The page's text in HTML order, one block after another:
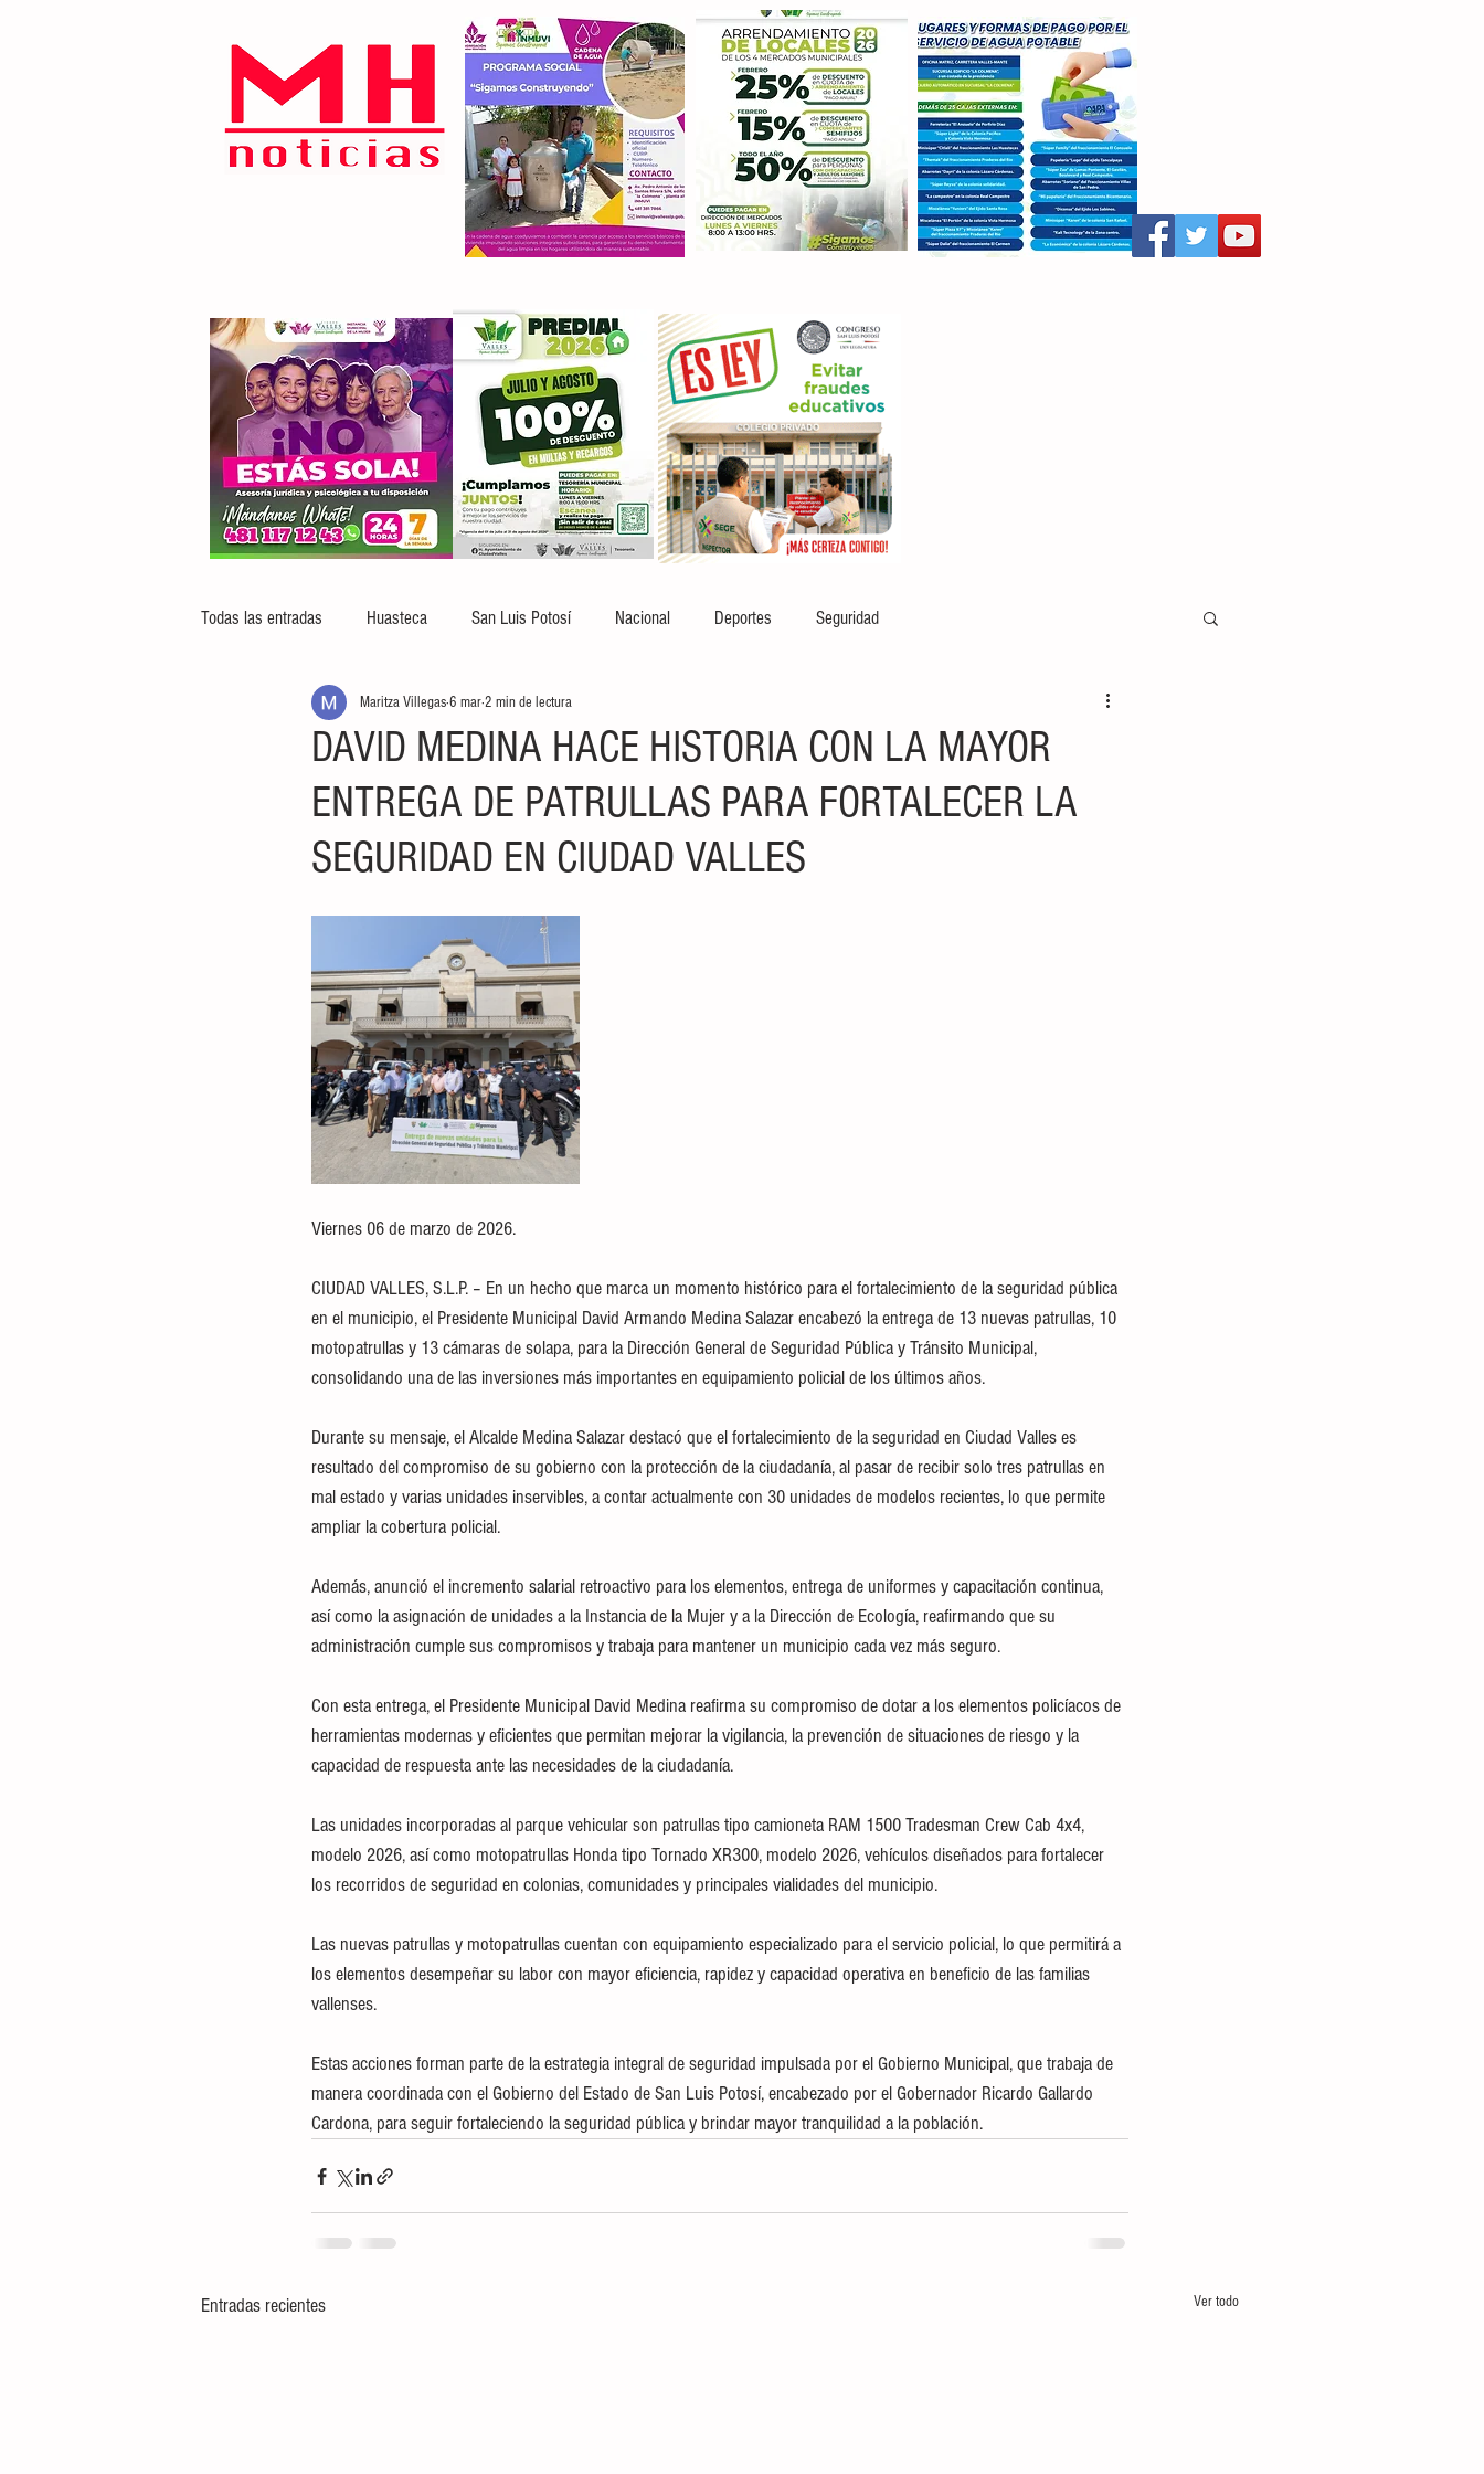
Todas las entradas Huasteca San Luis Potosí Nacional Deportes Seguridad
DAVID MEDINA HACE HISTORIA CON LA MAYOR
ENTREGA DE PATRULLAS PARA FORTALECER LA
SEGURIDAD EN CIUDAD VALLES
Maritza Villegas6 mar2 min de lectura
Viernes 06 de marzo de 2026.
CIUDAD VALLES, S.L.P. – En un hecho que marca un momento histórico para el fortalecimiento de la seguridad pública
en el municipio, el Presidente Municipal David Armando Medina Salazar encabezó la entrega de 13 nuevas patrullas, 10
motopatrullas y 13 cámaras de solapa, para la Dirección General de Seguridad Pública y Tránsito Municipal,
consolidando una de las inversiones más importantes en equipamiento policial de los últimos años.
Durante su mensaje, el Alcalde Medina Salazar destacó que el fortalecimiento de la seguridad en Ciudad Valles es
resultado del compromiso de su gobierno con la protección de la ciudadanía, al pasar de recibir solo tres patrullas en
mal estado y varias unidades inservibles, a contar actualmente con 30 unidades de modelos recientes, lo que permite
ampliar la cobertura policial.
Además, anunció el incremento salarial retroactivo para los elementos, entrega de uniformes y capacitación continua,
así como la asignación de unidades a la Instancia de la Mujer y a la Dirección de Ecología, reafirmando que su
administración cumple sus compromisos y trabaja para mantener un municipio cada vez más seguro.
Con esta entrega, el Presidente Municipal David Medina reafirma su compromiso de dotar a los elementos policíacos de
herramientas modernas y eficientes que permitan mejorar la vigilancia, la prevención de situaciones de riesgo y la
capacidad de respuesta ante las necesidades de la ciudadanía.
Las unidades incorporadas al parque vehicular son patrullas tipo camioneta RAM 1500 Tradesman Crew Cab 4x4,
modelo 2026, así como motopatrullas Honda tipo Tornado XR300, modelo 2026, vehículos diseñados para fortalecer
los recorridos de seguridad en colonias, comunidades y principales vialidades del municipio.
Las nuevas patrullas y motopatrullas cuentan con equipamiento especializado para el servicio policial, lo que permitirá a
los elementos desempeñar su labor con mayor eficiencia, rapidez y capacidad operativa en beneficio de las familias
vallenses.
Estas acciones forman parte de la estrategia integral de seguridad impulsada por el Gobierno Municipal, que trabaja de
manera coordinada con el Gobierno del Estado de San Luis Potosí, encabezado por el Gobernador Ricardo Gallardo
Cardona, para seguir fortaleciendo la seguridad pública y brindar mayor tranquilidad a la población.
Entradas recientes Ver todo